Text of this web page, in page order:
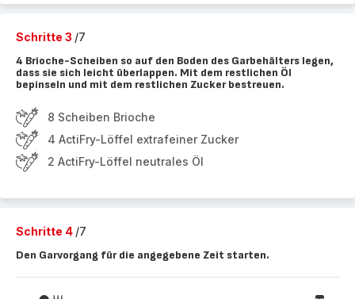
Schritte 3 /7
4 Brioche-Scheiben so auf den Boden des Garbehälters legen,
dass sie sich leicht überlappen. Mit dem restlichen Öl
bepinseln und mit dem restlichen Zucker bestreuen.
8 Scheiben Brioche
4 ActiFry-Löffel extrafeiner Zucker
2 ActiFry-Löffel neutrales Öl
Schritte 4 /7
Den Garvorgang für die angegebene Zeit starten.